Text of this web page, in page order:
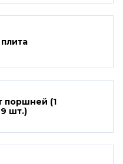
поршней (1
шт.)